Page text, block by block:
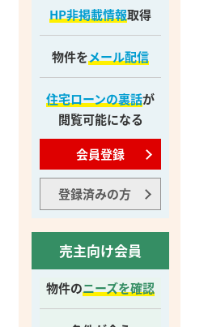
HP非掲載情報取得
物件をメール配信
住宅ローンの裏話が
閲覧可能になる
会員登録
登録済みの方
売主向け会員
物件のニーズを確認